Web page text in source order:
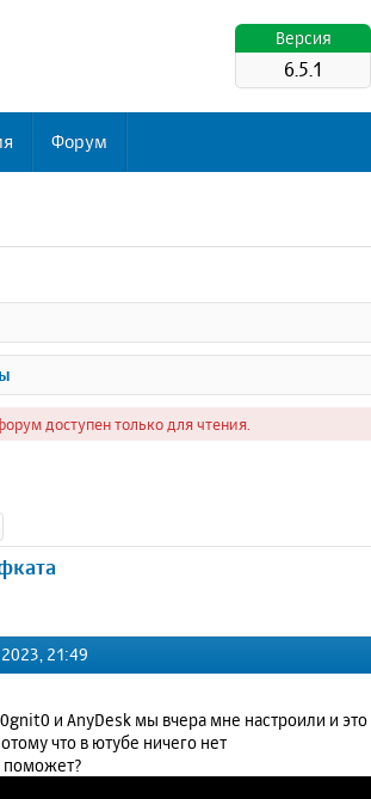
Версия
6.5.1
Форум
доступен только для чтения.
21:49
и AnyDesk мы вчера мне настроили и это
что в ютубе ничего нет
поможет?